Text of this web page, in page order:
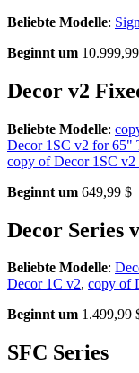
Beliebte Modelle:
Beginnt um
Decor v2
Beliebte Modelle:
Decor 1SC v2 for 65"
copy of Decor 1SC
Beginnt um 649,99 $
Decor Series
Beliebte Modelle:
Decor 1C v2, copy of
Beginnt um 1.499,99
SFC Series